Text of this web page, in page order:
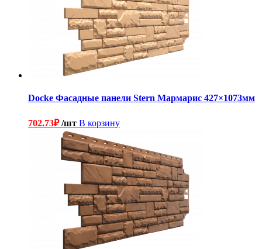
Docke Фасадные панели Stern Мармарис 427×1073мм
702.73₽/шт В корзину